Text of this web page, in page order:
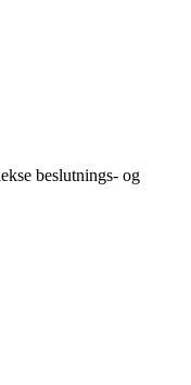
beslutnings- og